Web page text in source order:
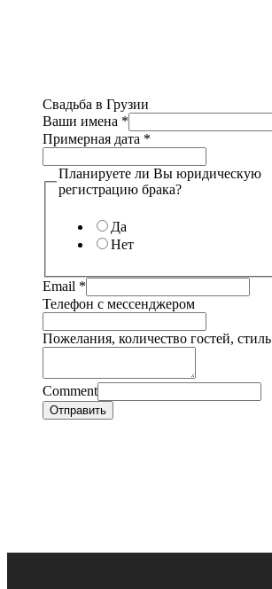
Свадьба в Грузии
Ваши имена *
Примерная дата *
Планируете ли Вы юридическую
регистрацию брака?
Да
Нет
Email *
Телефон с мессенджером
Пожелания, количество гостей, стиль
Comment
Отправить